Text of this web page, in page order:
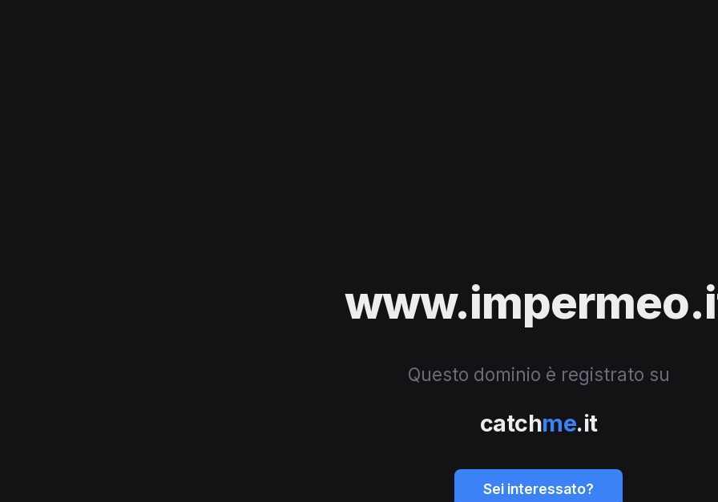
Questo dominio è registrato su
catchme.it
Sei interessato?